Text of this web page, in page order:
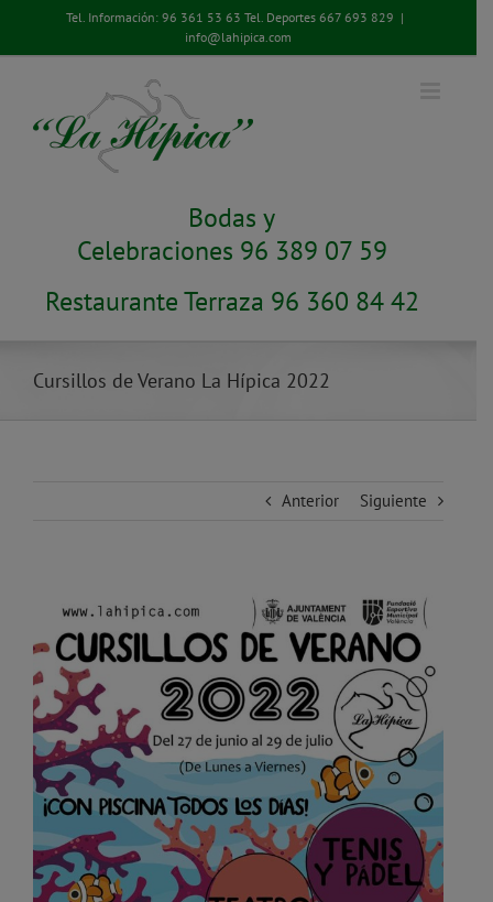
contenido
Tel. Información: 96 361 53 63 Tel. Deportes 667 693 829 |
info@lahipica.com
Bodas y
Celebraciones 96 389 07 59
Restaurante Terraza 96 360 84 42
Cursillos de Verano La Hípica 2022
Anterior Siguiente
imagen
más
grande